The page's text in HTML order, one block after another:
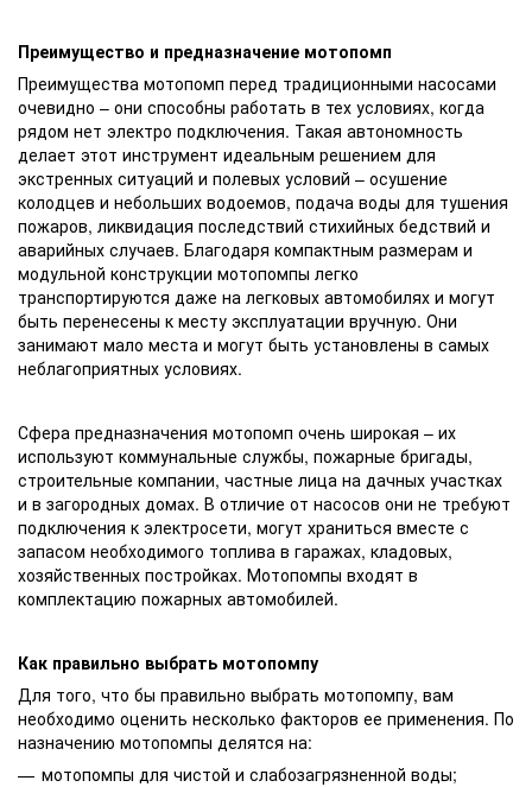
Преимущество и предназначение мотопомп
Преимущества мотопомп перед традиционными насосами
очевидно – они способны работать в тех условиях, когда
рядом нет электро подключения. Такая автономность
делает этот инструмент идеальным решением для
экстренных ситуаций и полевых условий – осушение
колодцев и небольших водоемов, подача воды для тушения
пожаров, ликвидация последствий стихийных бедствий и
аварийных случаев. Благодаря компактным размерам и
модульной конструкции мотопомпы легко
транспортируются даже на легковых автомобилях и могут
быть перенесены к месту эксплуатации вручную. Они
занимают мало места и могут быть установлены в самых
неблагоприятных условиях.
Сфера предназначения мотопомп очень широкая – их
используют коммунальные службы, пожарные бригады,
строительные компании, частные лица на дачных участках
и в загородных домах. В отличие от насосов они не требуют
подключения к электросети, могут храниться вместе с
запасом необходимого топлива в гаражах, кладовых,
хозяйственных постройках. Мотопомпы входят в
комплектацию пожарных автомобилей.
Как правильно выбрать мотопомпу
Для того, что бы правильно выбрать мотопомпу, вам
необходимо оценить несколько факторов ее применения. По
назначению мотопомпы делятся на:
мотопомпы для чистой и слабозагрязненной воды;